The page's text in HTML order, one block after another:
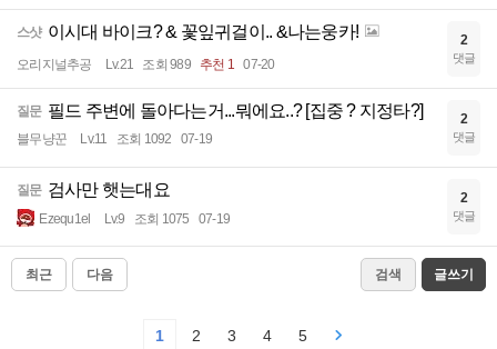
스샷 이시대 바이크? & 꽃잎귀걸이.. &나는웅카!
오리지널추공 Lv.21 조회 989 추천 1 07-20
2
댓글
질문 필드 주변에 돌아다는거...뭐에요..? [집중 ? 지정타?]
블무냥꾼 Lv.11 조회 1092 07-19
2
댓글
질문 검사만 햇는대요
Ezequ1el Lv.9 조회 1075 07-19
2
댓글
최근 다음 검색 글쓰기
1 2 3 4 5